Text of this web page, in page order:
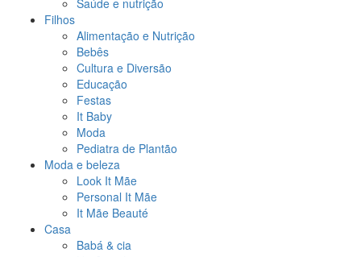
Saúde e nutrição
Filhos
Alimentação e Nutrição
Bebês
Cultura e Diversão
Educação
Festas
It Baby
Moda
Pediatra de Plantão
Moda e beleza
Look It Mãe
Personal It Mãe
It Mãe Beauté
Casa
Babá & cia